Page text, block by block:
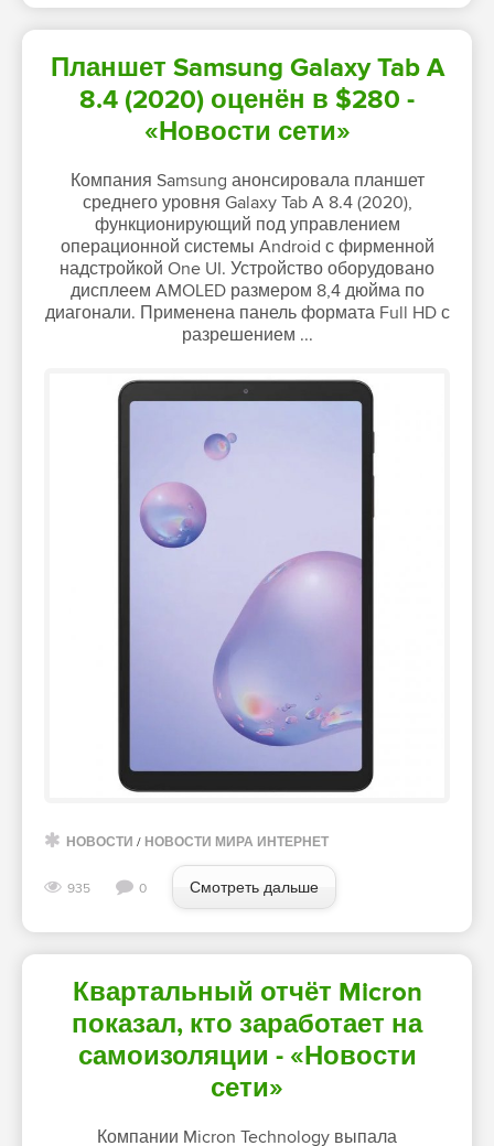
Планшет Samsung Galaxy Tab A
8.4 (2020) оценён в $280 -
«Новости сети»
Компания Samsung анонсировала планшет
среднего уровня Galaxy Tab A 8.4 (2020),
функционирующий под управлением
операционной системы Android с фирменной
надстройкой One UI. Устройство оборудовано
дисплеем AMOLED размером 8,4 дюйма по
диагонали. Применена панель формата Full HD с
разрешением ...
НОВОСТИ / НОВОСТИ МИРА ИНТЕРНЕТ
935 0 Смотреть дальше
Квартальный отчёт Micron
показал, кто заработает на
самоизоляции - «Новости
сети»
Компании Micron Technology выпала